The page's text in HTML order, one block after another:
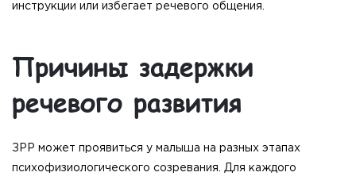
инструкции или избегает речевого общения.
Причины задержки
речевого развития
ЗРР может проявиться у малыша на разных этапах
психофизиологического созревания. Для каждого